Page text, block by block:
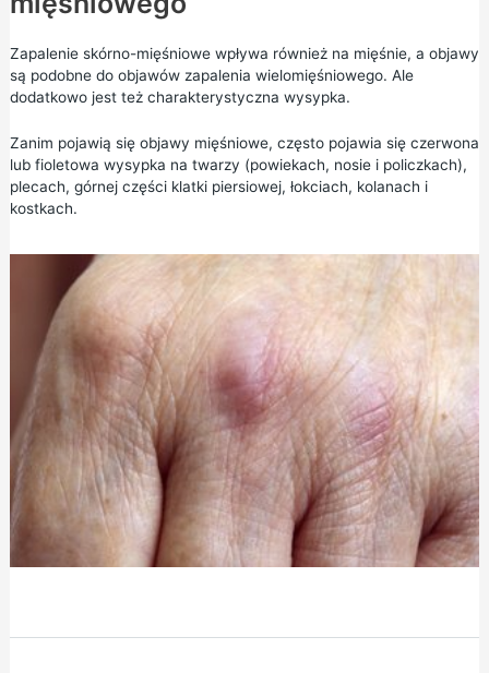
Zapalenie skórno-mięśniowe wpływa również na mięśnie, a objawy
są podobne do objawów zapalenia wielomięśniowego. Ale
dodatkowo jest też charakterystyczna wysypka.
Zanim pojawią się objawy mięśniowe, często pojawia się czerwona
lub fioletowa wysypka na twarzy (powiekach, nosie i policzkach),
plecach, górnej części klatki piersiowej, łokciach, kolanach i
kostkach.